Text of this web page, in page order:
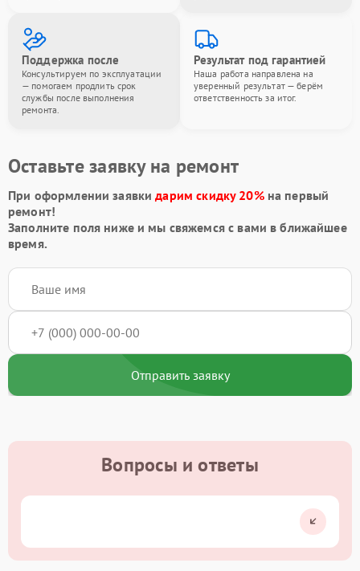
Поддержка после
Консультируем по эксплуатации
— помогаем продлить срок
службы после выполнения
ремонта.
Результат под гарантией
Наша работа направлена на
уверенный результат — берём
ответственность за итог.
Оставьте заявку на ремонт
При оформлении заявкидарим скидку 20%на первый
ремонт!
Заполните поля ниже и мы свяжемся с вами в ближайшее
время.
Отправить заявку
Вопросы и ответы